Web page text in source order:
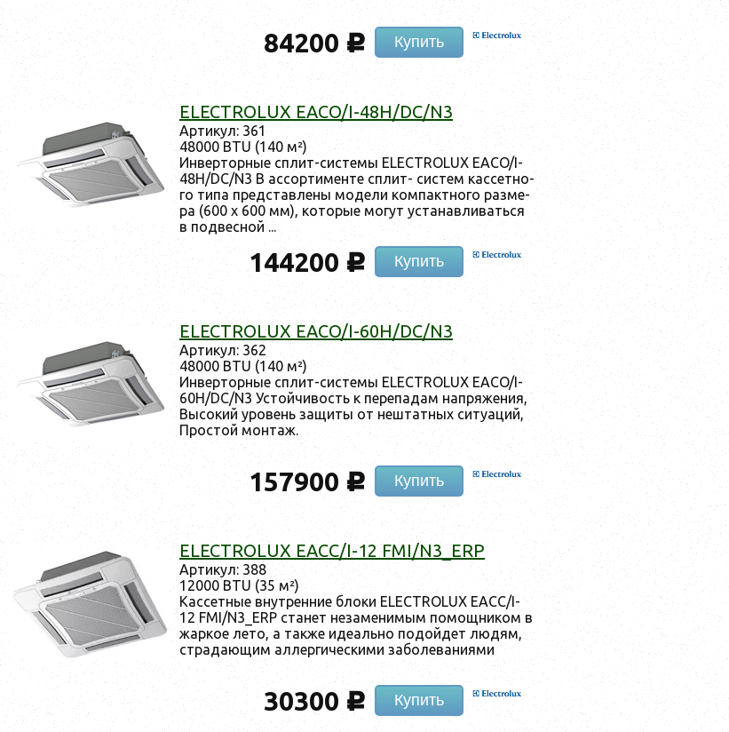
84200c Купить
ELECTROLUX EACO/I-48H/DC/N3
Ар­ти­кул: 361
48000 BTU (140 м²)
Ин­вертор­ные сплит-сис­те­мы ELECTROLUX EACO/I-
48H/DC/N3 В ас­сорти­мен­те сплит- сис­тем кас­сетно­
го ти­па пред­став­ле­ны мо­дели ком­пак­тно­го раз­ме­
ра (600 x 600 мм), ко­торые мо­гут ус­та­нав­ли­вать­ся
в под­весной ...
144200 c Купить
ELECTROLUX EACO/I-60H/DC/N3
Ар­ти­кул: 362
48000 BTU (140 м²)
Ин­вертор­ные сплит-сис­те­мы ELECTROLUX EACO/I-
60H/DC/N3 Ус­той­чи­вость к пе­репа­дам нап­ря­жения,
Вы­сокий уро­вень за­щиты от неш­татных си­ту­аций,
Прос­той мон­таж.
157900 c Купить
ELECTROLUX EACC/I-12 FMI/N3_ERP
Ар­ти­кул: 388
12000 BTU (35 м²)
Кас­сетные внут­ренние бло­ки ELECTROLUX EACC/I-
12 FMI/N3_ERP ста­нет не­заме­нимым по­мощ­ни­ком в
жар­кое ле­то, а так­же иде­аль­но по­дой­дет лю­дям,
стра­да­ющим ал­лерги­чес­ки­ми за­боле­вани­ями
30300 c Купить